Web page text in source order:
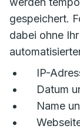
gespeichert.
dabei ohne
IP-
Datum
Name